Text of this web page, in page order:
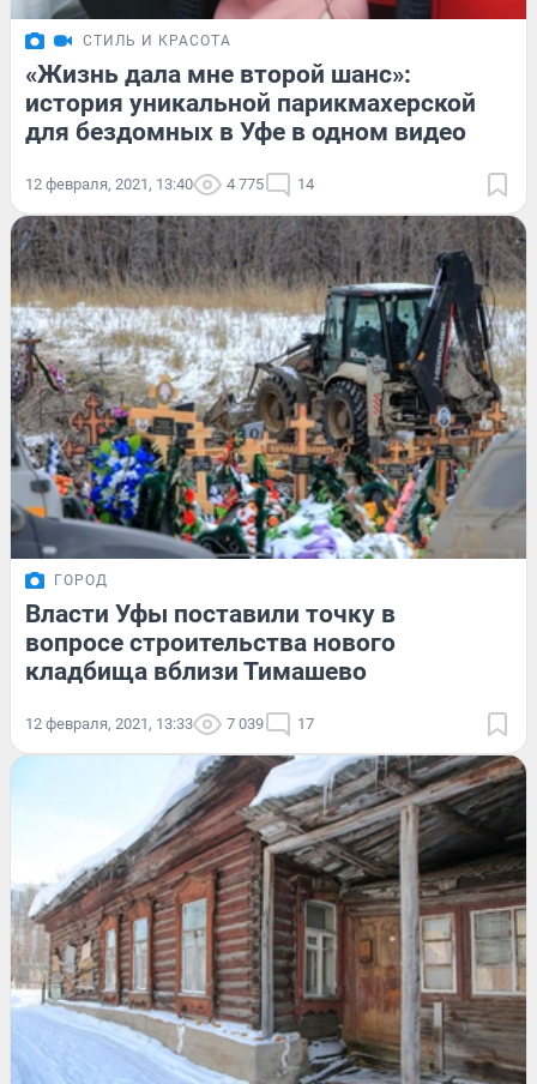
СТИЛЬ И КРАСОТА
«Жизнь дала мне второй шанс»:
история уникальной парикмахерской
для бездомных в Уфе в одном видео
12 февраля, 2021, 13:40 4 775 14
ГОРОД
Власти Уфы поставили точку в
вопросе строительства нового
кладбища вблизи Тимашево
12 февраля, 2021, 13:33 7 039 17